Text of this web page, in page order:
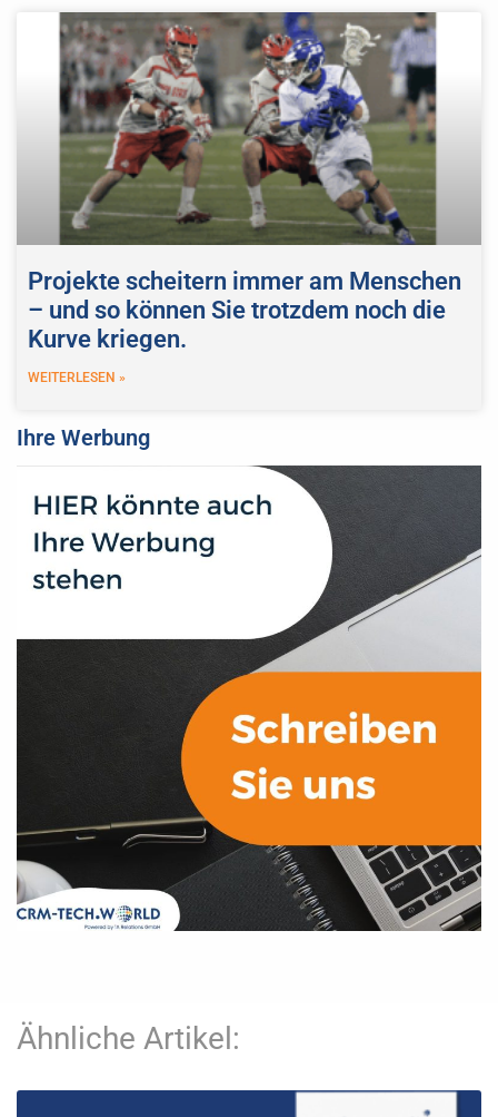
Projekte scheitern immer am Menschen
– und so können Sie trotzdem noch die
Kurve kriegen.
WEITERLESEN »
Ihre Werbung
Ähnliche Artikel: